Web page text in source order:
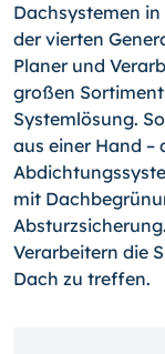
Dachsystemen
der vierten
Planer und
großen
Systemlösung.
aus einer Hand
mit
Verarbeitern die
Dach zu treffen.